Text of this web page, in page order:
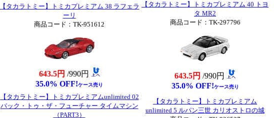
【タカラトミー】トミカプレミアム 38 ラフェラ
ーリ
商品コード：TK-951612
643.5円 /990円
35.0% OFF!ケース売り
【タカラトミー】トミカプレミアム 40 トヨ
タ MR2
商品コード：TK-297796
643.5円 /990円
35.0% OFF!ケース売り
【タカラトミー】トミカプレミアムunlimited 02
バック・トゥ・ザ・フューチャー タイムマシン
（PART3）
【タカラトミー】トミカプレミアム
unlimited 5 ルパン三世 カリオストロの城